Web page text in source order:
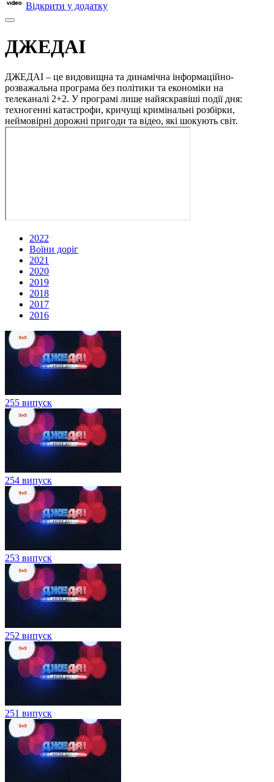
Відкрити у додатку
ДЖЕДАІ
ДЖЕДАІ – це видовищна та динамічна інформаційно-
розважальна програма без політики та економіки на
телеканалі 2+2. У програмі лише найяскравіші події дня:
техногенні катастрофи, кричущі кримінальні розбірки,
неймовірні дорожні пригоди та відео, які шокують світ.
2022
Воїни доріг
2021
2020
2019
2018
2017
2016
255 випуск
254 випуск
253 випуск
252 випуск
251 випуск